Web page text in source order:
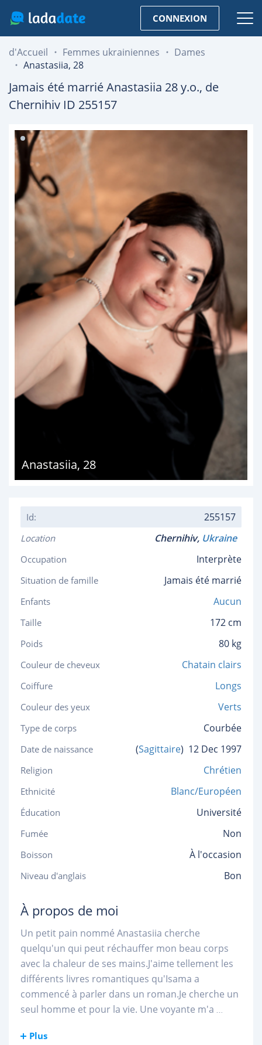
CONNEXION
d'Accueil Femmes ukrainiennes
Dames
Anastasiia, 28
Jamais été marriéAnastasiia 28y.o., de
Chernihiv ID 255157
Anastasiia, 28
Id: 255157
Location Chernihiv, Ukraine
Occupation Interprète
Situation de famille Jamais été marrié
Enfants Aucun
Taille 172 cm
Poids 80 kg
Couleur de cheveux Chatain clairs
Coiffure Longs
Couleur des yeux Verts
Type de corps Courbée
Date de naissance (Sagittaire) 12 Dec 1997
Religion Chrétien
Ethnicité Blanc/Européen
Éducation Université
Fumée Non
Boisson À l'occasion
Niveau d'anglais Bon
À propos de moi
Un petit pain nommé Anastasiia cherche
quelqu'un qui peut réchauffer mon beau corps
avec la chaleur de ses mains.J'aime tellement les
différents livres romantiques qu'Isama a
commencé à parler dans un roman.Je cherche un
seul homme et pour la vie. Une voyante m'a ...
Plus